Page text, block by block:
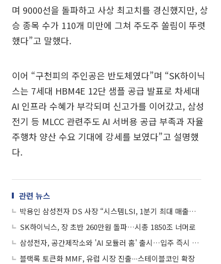
며 9000선을 돌파하고 사상 최고치를 경신했지만, 상
승 종목 수가 110개 미만에 그쳐 주도주 쏠림이 뚜렷
했다”고 말했다.
이어 “구천피의 주인공은 반도체였다”며 “SK하이닉
스는 7세대 HBM4E 12단 샘플 공급 발표로 차세대
AI 인프라 수혜가 부각되며 신고가를 이어갔고, 삼성
전기 등 MLCC 관련주도 AI 서버용 공급 부족과 자율
주행차 양산 수요 기대에 강세를 보였다”고 설명했
다.
관련 뉴스
박용인 삼성전자 DS 사장 “시스템LSI, 1분기 최대 매출⋯미래 사업기반 강화”
SK하이닉스, 장 초반 260만원 돌파…시총 1850조 너머로
삼성전자, 공간제작소와 'AI 모듈러 홈' 출시…입주 즉시 AI 홈 구현
블랙록 토큰화 MMF, 유럽 시장 진출∙∙∙스테이블코인 확장